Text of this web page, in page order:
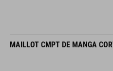
MAILLOT CMPT DE MANGA